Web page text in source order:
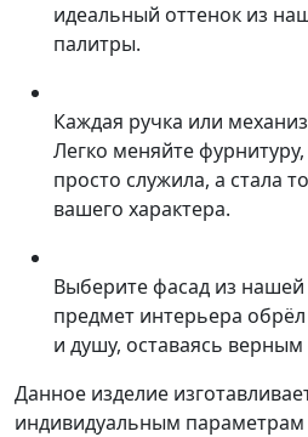
идеальный оттенок из
палитры.
Каждая ручка или
Легко меняйте
просто служила, а стала
вашего характера.
Выберите фасад из
предмет интерьера
и душу, оставаясь
Данное изделие
индивидуальным параметрам